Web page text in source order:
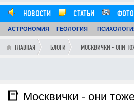
НОВОСТИ СТАТЬИ ФОТО
АСТРОНОМИЯ ГЕОЛОГИЯ
ГЛАВНАЯ БЛОГИ МОСКВИЧКИ - ОНИ
Москвички - они